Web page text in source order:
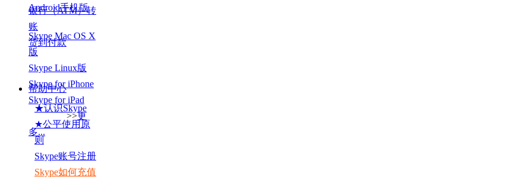
银行（ATM）转
账
货到付款
Android手机版
Skype Mac OS X
版
Skype Linux版
Skype for iPhone
Skype for iPad
>>更
多...
帮助中心
★认识Skype
★公平使用原
则
Skype账号注册
Skype如何充值